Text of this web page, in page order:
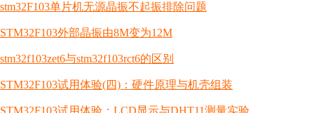
stm32F103单片机无源晶振不起振排除问题
STM32F103外部晶振由8M变为12M
stm32f103zet6与stm32f103rct6的区别
STM32F103试用体验(四)：硬件原理与机壳组装